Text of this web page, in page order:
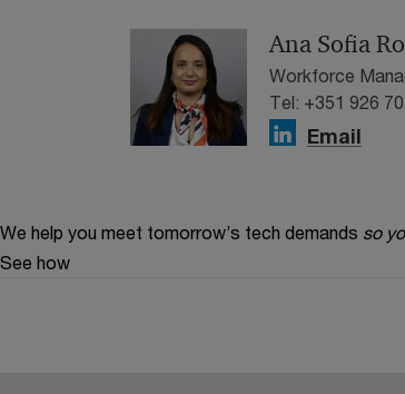
Ana Sofia
Workforce
Tel: +351 926
Email
We help you meet tomorrow’s tech demands so
See how